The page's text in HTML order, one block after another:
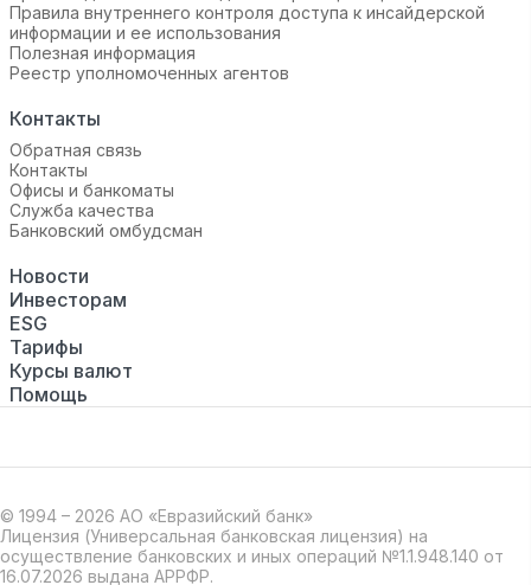
Правила внутреннего контроля доступа к инсайдерской
информации и ее использования
Полезная информация
Реестр уполномоченных агентов
Контакты
Обратная связь
Контакты
Офисы и банкоматы
Служба качества
Банковский омбудсман
Новости
Инвесторам
ESG
Тарифы
Курсы валют
Помощь
© 1994 – 2026 АО «Евразийский банк»
Лицензия (Универсальная банковская лицензия) на
осуществление банковских и иных операций №1.1.948.140 от
16.07.2026 выдана АРРФР.